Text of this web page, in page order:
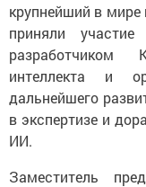
крупнейший в
приняли
разработчиком
интеллекта и
дальнейшего
в экспертизе и
ИИ.
Заместитель